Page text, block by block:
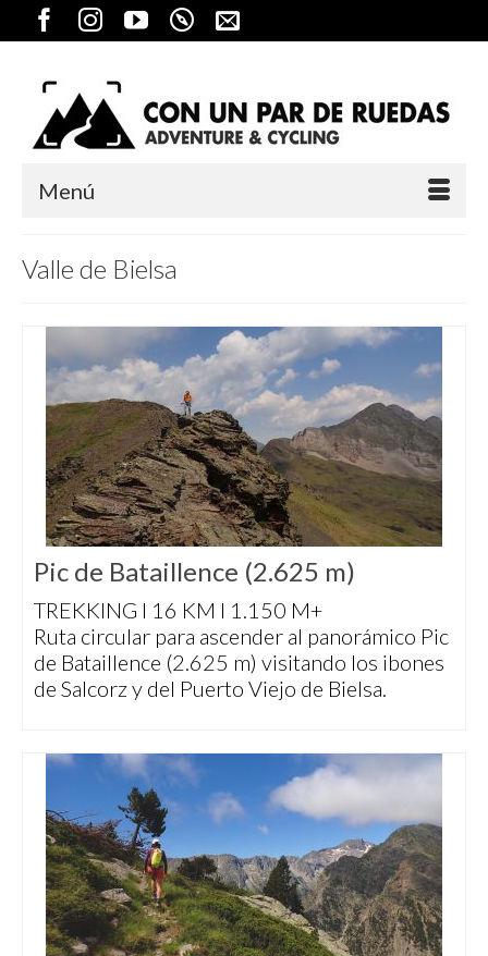
Menú
Valle de Bielsa
Pic de Bataillence (2.625 m)
TREKKING I 16 KM I 1.150 M+
Ruta circular para ascender al panorámico Pic
de Bataillence (2.625 m) visitando los ibones
de Salcorz y del Puerto Viejo de Bielsa.